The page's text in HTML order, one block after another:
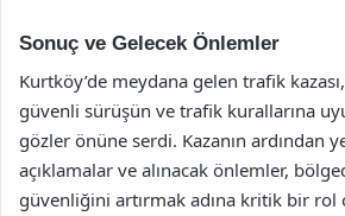
Sonuç ve Gelecek Önlemler
Kurtköy’de meydana gelen trafik
güvenli sürüşün ve trafik kurallarına
gözler önüne serdi. Kazanın ardından
açıklamalar ve alınacak önlemler,
güvenliğini artırmak adına kritik bir rol